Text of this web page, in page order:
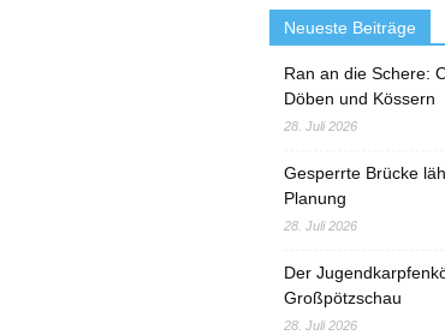
Neueste Beiträge
Ran an die Schere:
Döben und Kössern
28. Juli 2026
Gesperrte Brücke
Planung
28. Juli 2026
Der
Großpötzschau
28. Juli 2026